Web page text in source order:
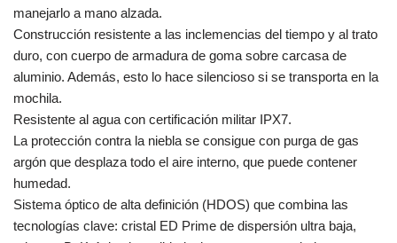
manejarlo a mano alzada.
Construcción resistente a las inclemencias del tiempo y al trato
duro, con cuerpo de armadura de goma sobre carcasa de
aluminio. Además, esto lo hace silencioso si se transporta en la
mochila.
Resistente al agua con certificación militar IPX7.
La protección contra la niebla se consigue con purga de gas
argón que desplaza todo el aire interno, que puede contener
humedad.
Sistema óptico de alta definición (HDOS) que combina las
tecnologías clave: cristal ED Prime de dispersión ultra baja,